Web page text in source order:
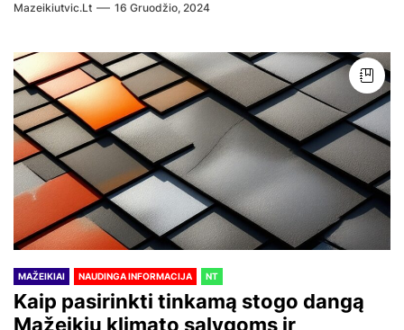
Mazeikiutvic.lt 16 Gruodžio, 2024
MAŽEIKIAI NAUDINGA INFORMACIJA NT
Kaip pasirinkti tinkamą stogo dangą
Mažeikių klimato sąlygoms ir